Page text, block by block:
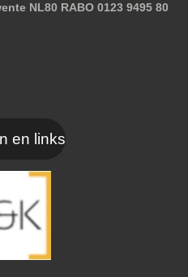
NL80 RABO 0123 9495 80
en links